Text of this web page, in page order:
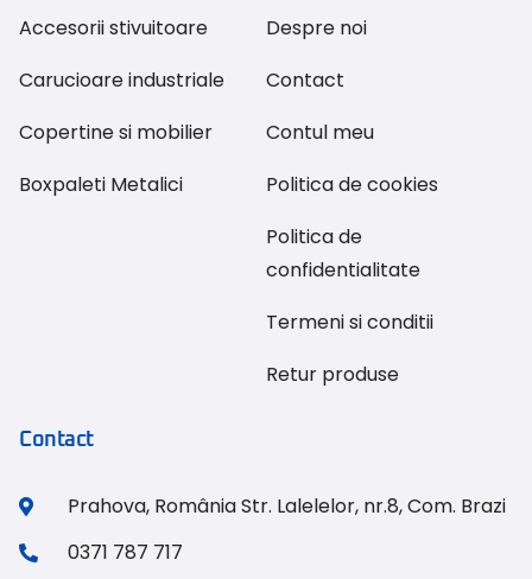
Accesorii stivuitoare
Carucioare industriale
Copertine si mobilier
Boxpaleti Metalici
Despre noi
Contact
Contul meu
Politica de cookies
Politica de
confidentialitate
Termeni si conditii
Retur produse
Contact
Prahova, România Str. Lalelelor, nr.8, Com. Brazi
0371 787 717